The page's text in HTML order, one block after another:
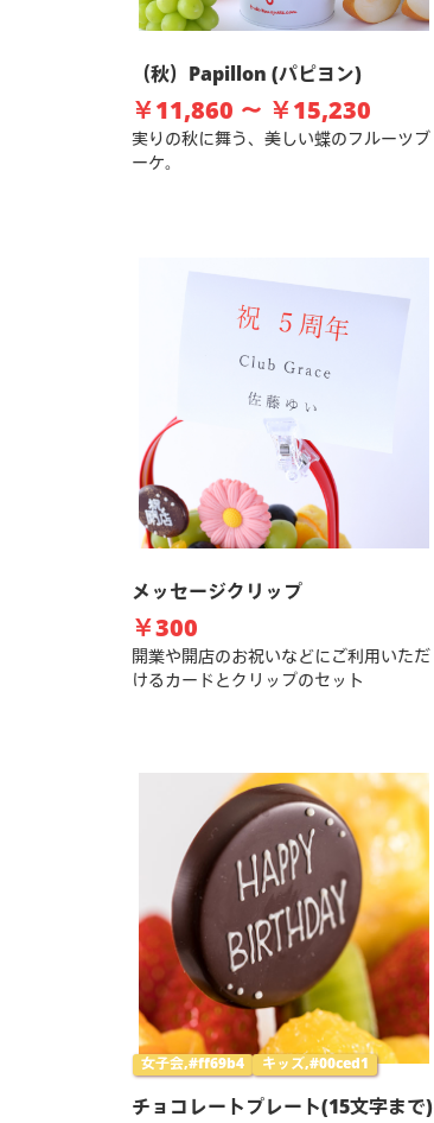
（秋）Papillon (パピヨン)
￥11,860 ～ ￥15,230
実りの秋に舞う、美しい蝶のフルーツブ
ーケ。
メッセージクリップ
￥300
開業や開店のお祝いなどにご利用いただ
けるカードとクリップのセット
女子会,#ff69b4 キッズ,#00ced1
チョコレートプレート(15文字まで)